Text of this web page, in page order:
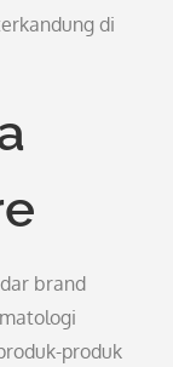
di
brand
produk